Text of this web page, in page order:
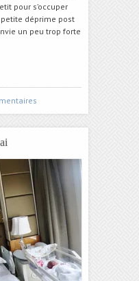
pour s’occuper
déprime post
un peu trop forte